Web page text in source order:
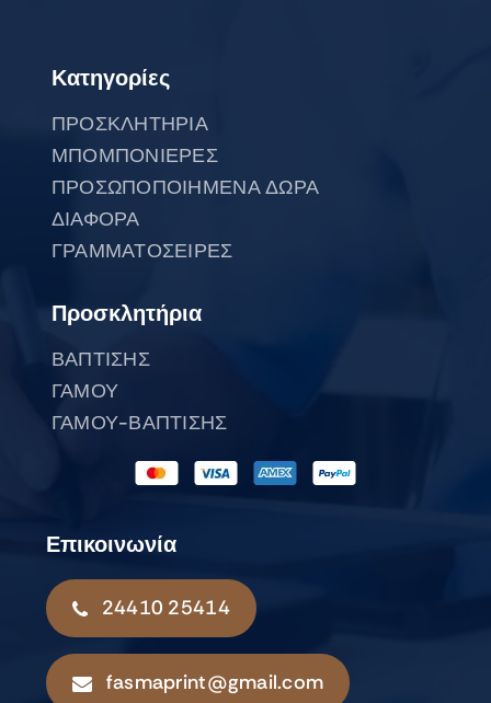
Κατηγορίες
ΠΡΟΣΚΛΗΤΗΡΙΑ
ΜΠΟΜΠΟΝΙΕΡΕΣ
ΠΡΟΣΩΠΟΠΟΙΗΜΕΝΑ ΔΩΡΑ
ΔΙΑΦΟΡΑ
ΓΡΑΜΜΑΤΟΣΕΙΡΕΣ
Προσκλητήρια
ΒΑΠΤΙΣΗΣ
ΓΑΜΟΥ
ΓΑΜΟΥ-ΒΑΠΤΙΣΗΣ
Επικοινωνία
24410 25414
fasmaprint@gmail.com